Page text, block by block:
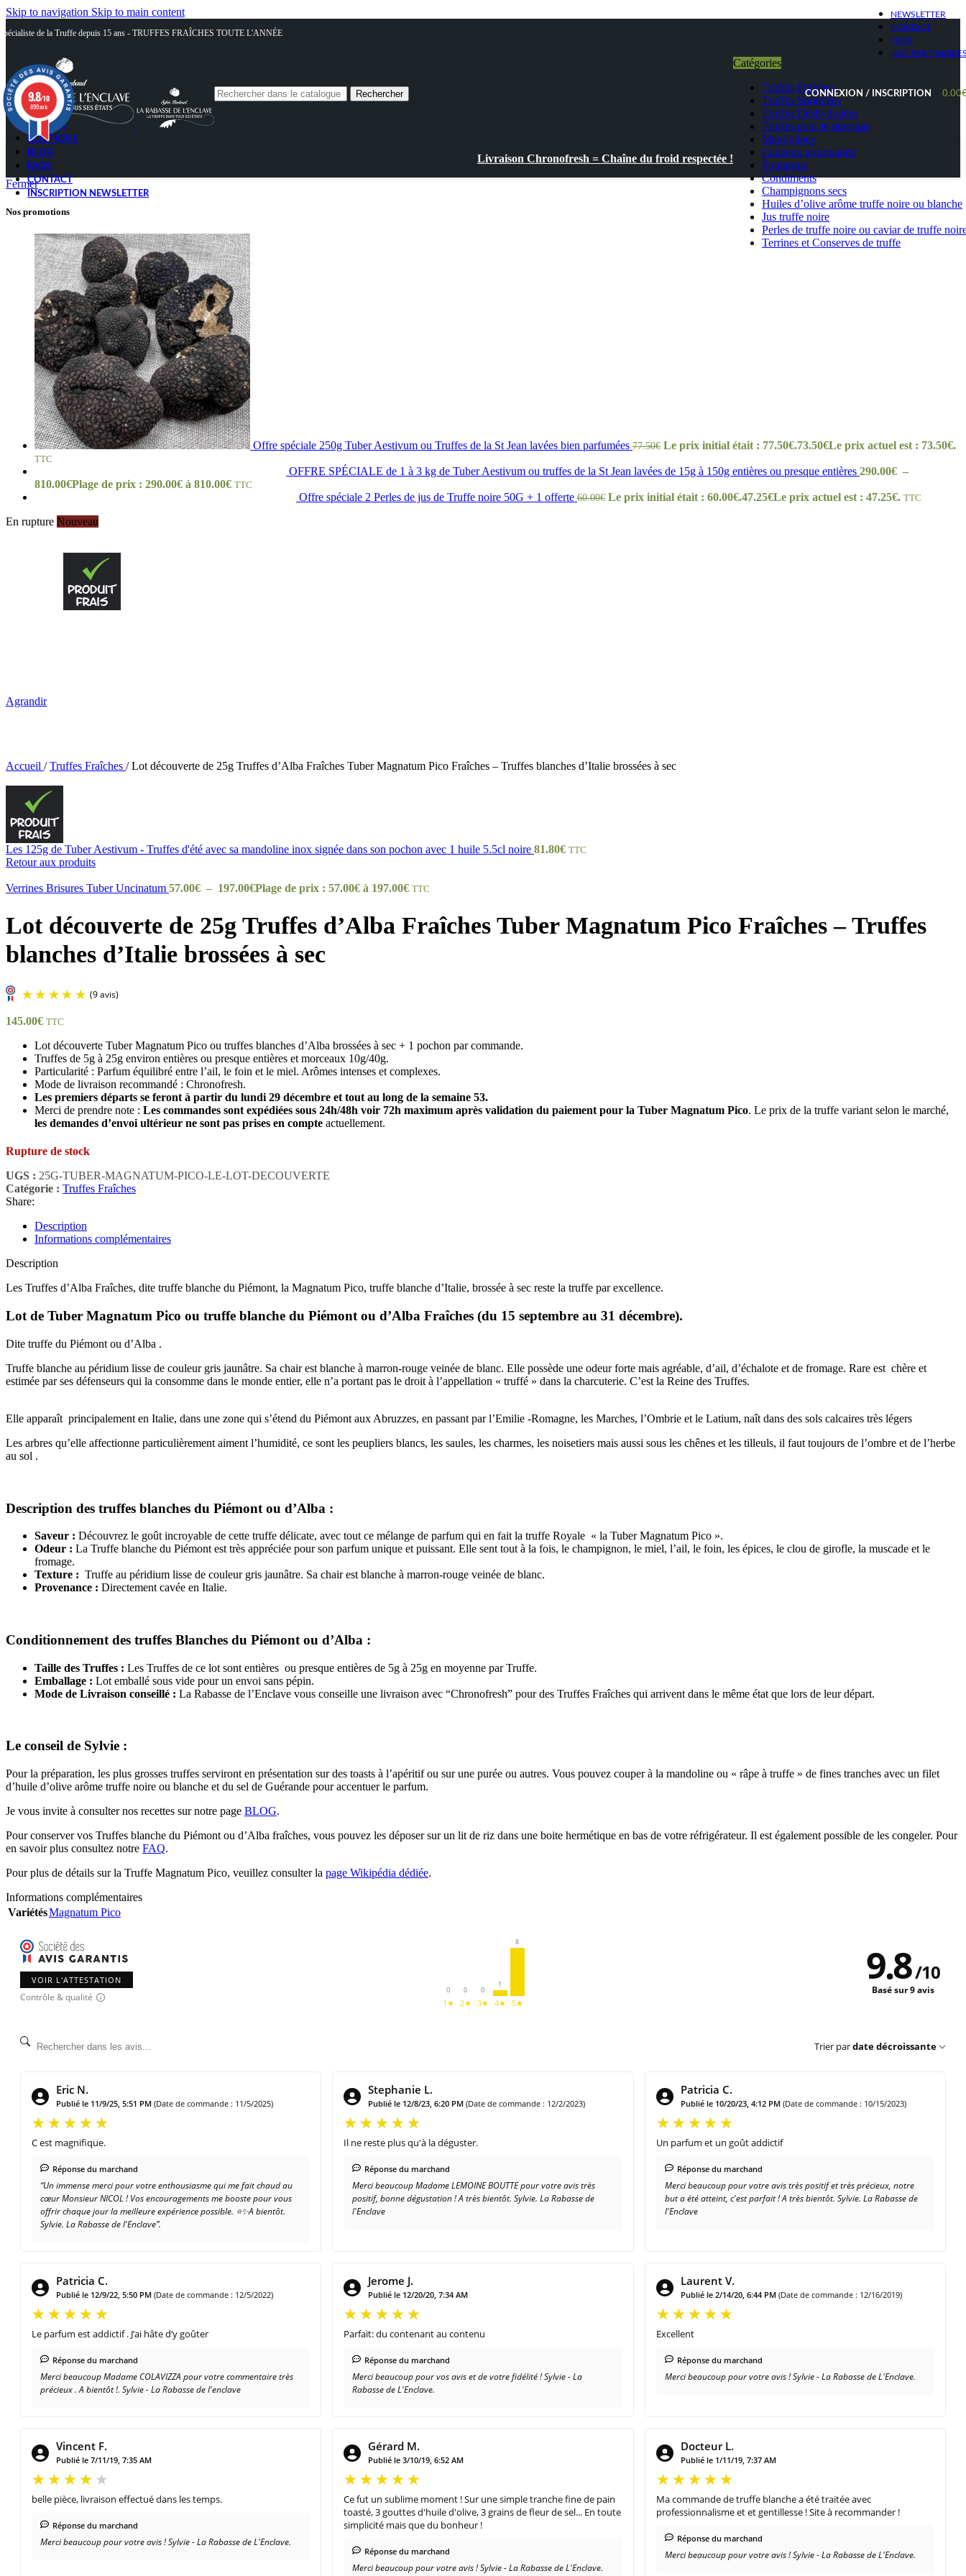
Skip to navigation Skip to main content
de la Truffe depuis 15 ans - TRUFFES FRAÎCHES TOUTE L'ANNÉE
NEWSLETTER
CONTACT
FAQS
NOS
Rechercher CONNEXION / INSCRIPTION 0.00
ACCUEIL
BOUTIQUE
BLOG
FAQS
CONTACT
INSCRIPTION NEWSLETTER
Livraison Chronofresh = Chaîne du froid respectée !
Catégories
Truffes Fraîches
Truffes Surgelées
Truffes Déshydratées
Truffes pour le dressage
Mandolines
Cadeaux gourmands
Poutargue
Condiments
Champignons secs
Huiles d’olive arôme truffe noire ou blanche
Jus truffe noire
Perles de truffe noire ou caviar de truffe
Terrines et Conserves de truffe
Fermer
Nos promotions
Offre spéciale 250g Tuber Aestivum ou Truffes de la St Jean lavées bien parfumées 77.50€ Le prix initial était : 77.50€.73.50€Le prix actuel est : 73.50€.
TTC
OFFRE SPÉCIALE de 1 à 3 kg de Tuber Aestivum ou truffes de la St Jean lavées de 15g à 150g entières ou presque entières 290.00€ –
810.00€Plage de prix : 290.00€ à 810.00€ TTC
Offre spéciale 2 Perles de jus de Truffe noire 50G + 1 offerte 60.00€ Le prix initial était : 60.00€.47.25€Le prix actuel est : 47.25€. TTC
En rupture Nouveau
Agrandir
Accueil / Truffes Fraîches / Lot découverte de 25g Truffes d’Alba Fraîches Tuber Magnatum Pico Fraîches – Truffes blanches d’Italie brossées à sec
Les 125g de Tuber Aestivum - Truffes d'été avec sa mandoline inox signée dans son pochon avec 1 huile 5.5cl noire 81.80€ TTC
Retour aux produits
Verrines Brisures Tuber Uncinatum 57.00€ – 197.00€Plage de prix : 57.00€ à 197.00€ TTC
Lot découverte de 25g Truffes d’Alba Fraîches Tuber Magnatum Pico Fraîches – Truffes
blanches d’Italie brossées à sec
(9 avis)
145.00€ TTC
Lot découverte Tuber Magnatum Pico ou truffes blanches d’Alba brossées à sec + 1 pochon par commande.
Truffes de 5g à 25g environ entières ou presque entières et morceaux 10g/40g.
Particularité : Parfum équilibré entre l’ail, le foin et le miel. Arômes intenses et complexes.
Mode de livraison recommandé : Chronofresh.
Les premiers départs se feront à partir du lundi 29 décembre et tout au long de la semaine 53.
Merci de prendre note : Les commandes sont expédiées sous 24h/48h voir 72h maximum après validation du paiement pour la Tuber Magnatum Pico. Le prix de la truffe variant selon le marché,
les demandes d’envoi ultérieur ne sont pas prises en compte actuellement.
Rupture de stock
UGS : 25G-TUBER-MAGNATUM-PICO-LE-LOT-DECOUVERTE
Catégorie : Truffes Fraîches
Share:
Description
Informations complémentaires
Description
Les Truffes d’Alba Fraîches, dite truffe blanche du Piémont, la Magnatum Pico, truffe blanche d’Italie, brossée à sec reste la truffe par excellence.
Lot de Tuber Magnatum Pico ou truffe blanche du Piémont ou d’Alba Fraîches (du 15 septembre au 31 décembre).
Dite truffe du Piémont ou d’Alba .
Truffe blanche au péridium lisse de couleur gris jaunâtre. Sa chair est blanche à marron-rouge veinée de blanc. Elle possède une odeur forte mais agréable, d’ail, d’échalote et de fromage. Rare est chère et
estimée par ses défenseurs qui la consomme dans le monde entier, elle n’a portant pas le droit à l’appellation « truffé » dans la charcuterie. C’est la Reine des Truffes.
Elle apparaît principalement en Italie, dans une zone qui s’étend du Piémont aux Abruzzes, en passant par l’Emilie -Romagne, les Marches, l’Ombrie et le Latium, naît dans des sols calcaires très légers
Les arbres qu’elle affectionne particulièrement aiment l’humidité, ce sont les peupliers blancs, les saules, les charmes, les noisetiers mais aussi sous les chênes et les tilleuls, il faut toujours de l’ombre et de l’herbe
au sol .
Description des truffes blanches du Piémont ou d’Alba :
Saveur : Découvrez le goût incroyable de cette truffe délicate, avec tout ce mélange de parfum qui en fait la truffe Royale « la Tuber Magnatum Pico ».
Odeur : La Truffe blanche du Piémont est très appréciée pour son parfum unique et puissant. Elle sent tout à la fois, le champignon, le miel, l’ail, le foin, les épices, le clou de girofle, la muscade et le
fromage.
Texture : Truffe au péridium lisse de couleur gris jaunâtre. Sa chair est blanche à marron-rouge veinée de blanc.
Provenance : Directement cavée en Italie.
Conditionnement des truffes Blanches du Piémont ou d’Alba :
Taille des Truffes : Les Truffes de ce lot sont entières ou presque entières de 5g à 25g en moyenne par Truffe.
Emballage : Lot emballé sous vide pour un envoi sans pépin.
Mode de Livraison conseillé : La Rabasse de l’Enclave vous conseille une livraison avec “Chronofresh” pour des Truffes Fraîches qui arrivent dans le même état que lors de leur départ.
Le conseil de Sylvie :
Pour la préparation, les plus grosses truffes serviront en présentation sur des toasts à l’apéritif ou sur une purée ou autres. Vous pouvez couper à la mandoline ou « râpe à truffe » de fines tranches avec un filet
d’huile d’olive arôme truffe noire ou blanche et du sel de Guérande pour accentuer le parfum.
Je vous invite à consulter nos recettes sur notre page BLOG.
Pour conserver vos Truffes blanche du Piémont ou d’Alba fraîches, vous pouvez les déposer sur un lit de riz dans une boite hermétique en bas de votre réfrigérateur. Il est également possible de les congeler. Pour
en savoir plus consultez notre FAQ.
Pour plus de détails sur la Truffe Magnatum Pico, veuillez consulter la page Wikipédia dédiée.
Informations complémentaires
VariétésMagnatum Pico
VOIR L'ATTESTATION
Contrôle & qualité
0
1★
0
2★
0
3★
1
4★
8
5★
9.8/10
Basé sur 9 avis
Trier pardate décroissante
Eric N.
Publié le 11/9/25, 5:51 PM (Date de commande : 11/5/2025)
C est magnifique.
Réponse du marchand
“Un immense merci pour votre enthousiasme qui me fait chaud au
cœur Monsieur NICOL ! Vos encouragements me booste pour vous
offrir chaque jour la meilleure expérience possible. ⭐️✨A bientôt.
Sylvie. La Rabasse de l'Enclave”.
Stephanie L.
Publié le 12/8/23, 6:20 PM (Date de commande : 12/2/2023)
Il ne reste plus qu'à la déguster.
Réponse du marchand
Merci beaucoup Madame LEMOINE BOUTTE pour votre avis très
positif, bonne dégustation ! A très bientôt. Sylvie. La Rabasse de
l'Enclave
Patricia C.
Publié le 10/20/23, 4:12 PM (Date de commande : 10/15/2023)
Un parfum et un goût addictif
Réponse du marchand
Merci beaucoup pour votre avis très positif et très précieux, notre
but a été atteint, c'est parfait ! A très bientôt. Sylvie. La Rabasse de
l'Enclave
Patricia C.
Publié le 12/9/22, 5:50 PM (Date de commande : 12/5/2022)
Le parfum est addictif . J’ai hâte d’y goûter
Réponse du marchand
Merci beaucoup Madame COLAVIZZA pour votre commentaire très
précieux . A bientôt !. Sylvie - La Rabasse de l'enclave
Jerome J.
Publié le 12/20/20, 7:34 AM
Parfait: du contenant au contenu
Réponse du marchand
Merci beaucoup pour vos avis et de votre fidélité ! Sylvie - La
Rabasse de L'Enclave.
Laurent V.
Publié le 2/14/20, 6:44 PM (Date de commande : 12/16/2019)
Excellent
Réponse du marchand
Merci beaucoup pour votre avis ! Sylvie - La Rabasse de L'Enclave.
Vincent F.
Publié le 7/11/19, 7:35 AM
belle pièce, livraison effectué dans les temps.
Réponse du marchand
Merci beaucoup pour votre avis ! Sylvie - La Rabasse de L'Enclave.
Gérard M.
Publié le 3/10/19, 6:52 AM
Ce fut un sublime moment ! Sur une simple tranche fine de pain
toasté, 3 gouttes d'huile d'olive, 3 grains de fleur de sel... En toute
simplicité mais que du bonheur !
Réponse du marchand
Merci beaucoup pour votre avis ! Sylvie - La Rabasse de L'Enclave.
Docteur L.
Publié le 1/11/19, 7:37 AM
Ma commande de truffe blanche a été traitée avec
professionnalisme et et gentillesse ! Site à recommander !
Réponse du marchand
Merci beaucoup pour votre avis ! Sylvie - La Rabasse de L'Enclave.
9.8/10
890 avis